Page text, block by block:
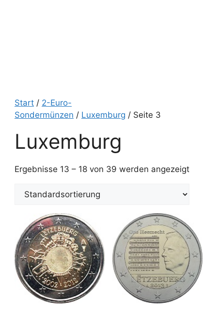
Start / 2-Euro-
Sondermünzen / Luxemburg / Seite 3
Luxemburg
Ergebnisse 13 – 18 von 39 werden angezeigt